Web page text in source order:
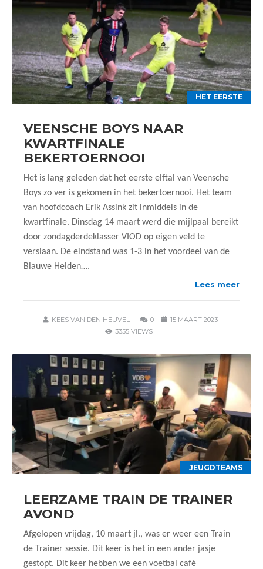
HET EERSTE
VEENSCHE BOYS NAAR
KWARTFINALE
BEKERTOERNOOI
Het is lang geleden dat het eerste elftal van Veensche
Boys zo ver is gekomen in het bekertoernooi. Het team
van hoofdcoach Erik Assink zit inmiddels in de
kwartfinale. Dinsdag 14 maart werd die mijlpaal bereikt
door zondagderdeklasser VIOD op eigen veld te
verslaan. De eindstand was 1-3 in het voordeel van de
Blauwe Helden….
Lees meer
KEES VAN DEN HEUVEL 0
15 MAART 2023
3355 VIEWS
JEUGDTEAMS
LEERZAME TRAIN DE TRAINER
AVOND
Afgelopen vrijdag, 10 maart jl., was er weer een Train
de Trainer sessie. Dit keer is het in een ander jasje
gestopt. Dit keer hebben we een voetbal café